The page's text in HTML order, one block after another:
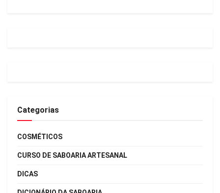
Categorias
COSMÉTICOS
CURSO DE SABOARIA ARTESANAL
DICAS